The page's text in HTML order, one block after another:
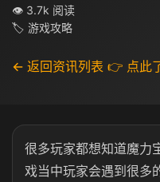
👁 3.7k 阅读
🏷 游戏攻略
← 返回资讯列表 👉 点此
很多玩家都想知道魔力
戏当中玩家会遇到很多